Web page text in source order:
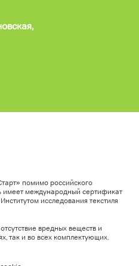
помимо российского
имеет международный сертификат
исследования текстиля
вредных веществ и
так и во всех комплектующих.